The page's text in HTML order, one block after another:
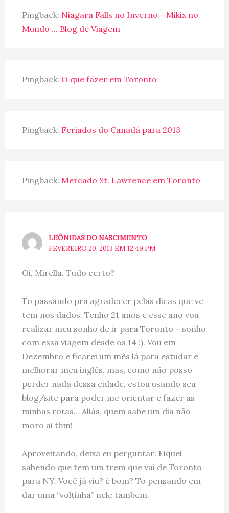
Pingback: Niagara Falls no Inverno - Mikix no
Mundo ... Blog de Viagem
Pingback: O que fazer em Toronto
Pingback: Feriados do Canadá para 2013
Pingback: Mercado St. Lawrence em Toronto
LEÔNIDAS DO NASCIMENTO
FEVEREIRO 20, 2013 EM 12:49 PM
Oi, Mirella. Tudo certo?
To passando pra agradecer pelas dicas que vc
tem nos dados. Tenho 21 anos e esse ano vou
realizar meu sonho de ir para Toronto – sonho
com essa viagem desde os 14 :). Vou em
Dezembro e ficarei um mês lá para estudar e
melhorar meu inglês, mas, como não posso
perder nada dessa cidade, estou usando seu
blog/site para poder me orientar e fazer as
minhas rotas… Aliás, quem sabe um dia não
moro ai tbm!
Aproveitando, deixa eu perguntar: Fiquei
sabendo que tem um trem que vai de Toronto
para NY. Você já viu? é bom? To pensando em
dar uma “voltinha” nele tambem.